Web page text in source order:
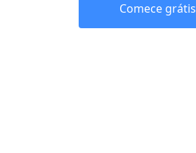
Comece grátis